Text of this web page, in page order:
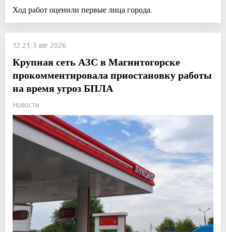
Ход работ оценили первые лица города.
12:21, 3 авг 2026
Крупная сеть АЗС в Магнитогорске
прокомментировала приостановку работы
на время угроз БПЛА
Новости